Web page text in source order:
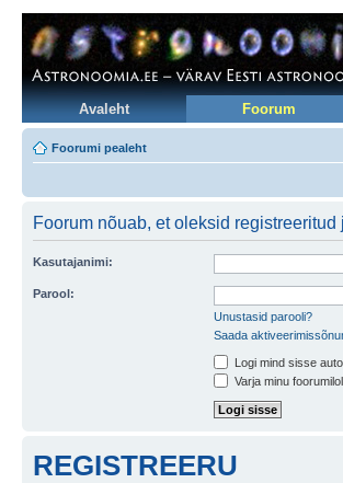
Avaleht Foorum
Foorumi pealeht
Foorum nõuab, et oleksid
Kasutajanimi:
Parool:
Unustasid parooli?
Saada
Logi mind sisse
Varja minu
REGISTREERU